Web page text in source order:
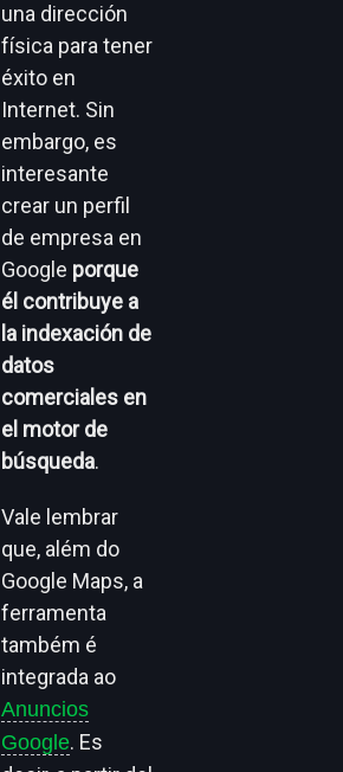
una dirección
física para tener
éxito en
Internet. Sin
embargo, es
interesante
crear un perfil
de empresa en
Google porque
él contribuye a
la indexación de
datos
comerciales en
el motor de
búsqueda.
Vale lembrar
que, além do
Google Maps, a
ferramenta
também é
integrada ao
Anuncios
Google. Es